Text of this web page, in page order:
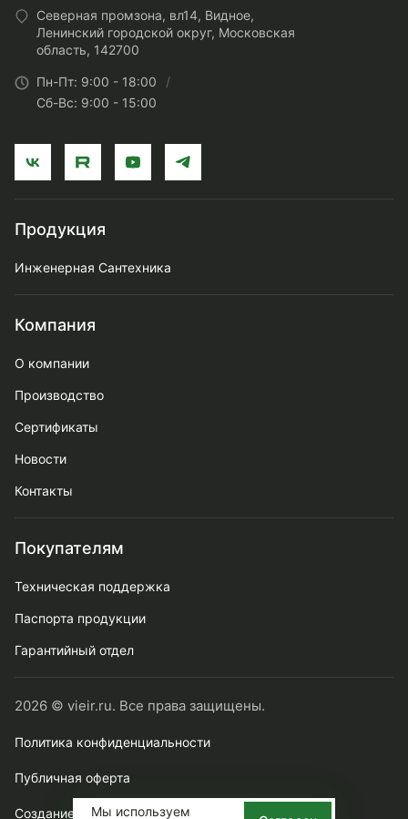
Северная промзона, вл14, Видное,
Ленинский городской округ, Московская
область, 142700
Пн-Пт: 9:00 - 18:00
Сб-Вс: 9:00 - 15:00
Продукция
Инженерная Сантехника
Компания
О компании
Производство
Сертификаты
Новости
Контакты
Покупателям
Техническая поддержка
Паспорта продукции
Гарантийный отдел
2026 © vieir.ru. Все права защищены.
Политика конфиденциальности
Публичная оферта
Создание сайта webtense.ru
Мы используем